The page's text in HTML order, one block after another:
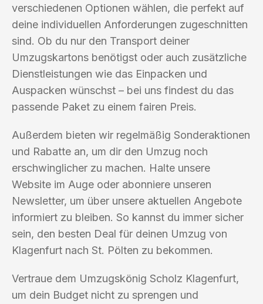
verschiedenen Optionen wählen, die perfekt auf
deine individuellen Anforderungen zugeschnitten
sind. Ob du nur den Transport deiner
Umzugskartons benötigst oder auch zusätzliche
Dienstleistungen wie das Einpacken und
Auspacken wünschst – bei uns findest du das
passende Paket zu einem fairen Preis.
Außerdem bieten wir regelmäßig Sonderaktionen
und Rabatte an, um dir den Umzug noch
erschwinglicher zu machen. Halte unsere
Website im Auge oder abonniere unseren
Newsletter, um über unsere aktuellen Angebote
informiert zu bleiben. So kannst du immer sicher
sein, den besten Deal für deinen Umzug von
Klagenfurt nach St. Pölten zu bekommen.
Vertraue dem Umzugskönig Scholz Klagenfurt,
um dein Budget nicht zu sprengen und